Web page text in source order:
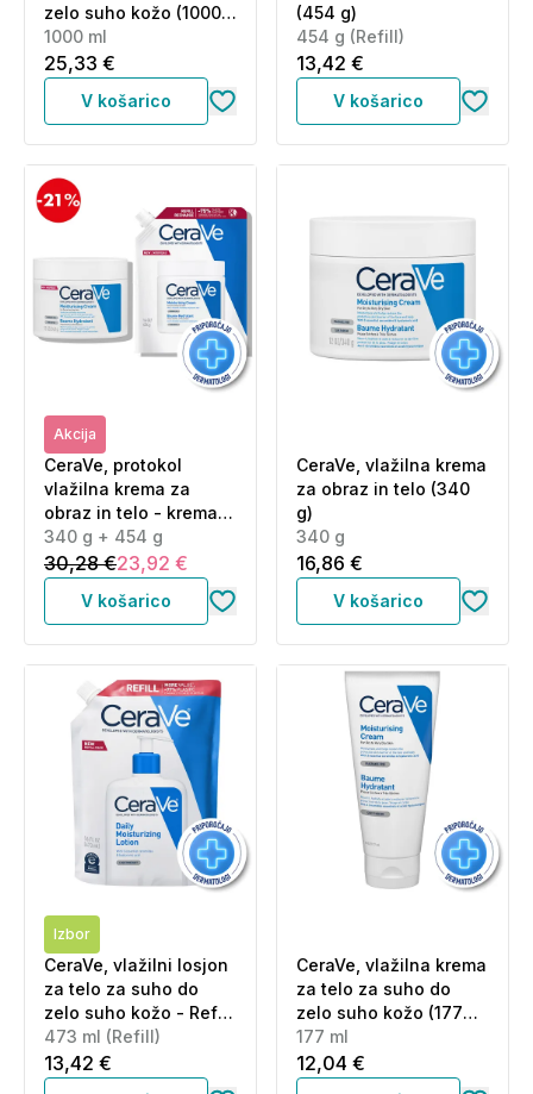
zelo suho kožo (1000
ml)
1000 ml
25,33 €
V košarico
(454 g)
454 g (Refill)
13,42 €
V košarico
Akcija
CeraVe, protokol
vlažilna krema za
obraz in telo - krema +
refill (340 g + 454 g)
340 g + 454 g
30,28 €23,92 €
V košarico
CeraVe, vlažilna krema
za obraz in telo (340
g)
340 g
16,86 €
V košarico
Izbor
CeraVe, vlažilni losjon
za telo za suho do
zelo suho kožo - Refill
(473 ml)
473 ml (Refill)
13,42 €
CeraVe, vlažilna krema
za telo za suho do
zelo suho kožo (177
ml)
177 ml
12,04 €